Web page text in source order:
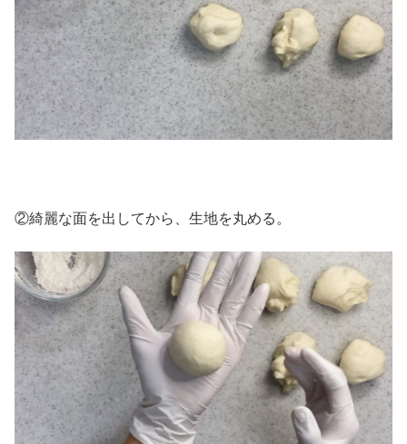
②綺麗な面を出してから、生地を丸める。